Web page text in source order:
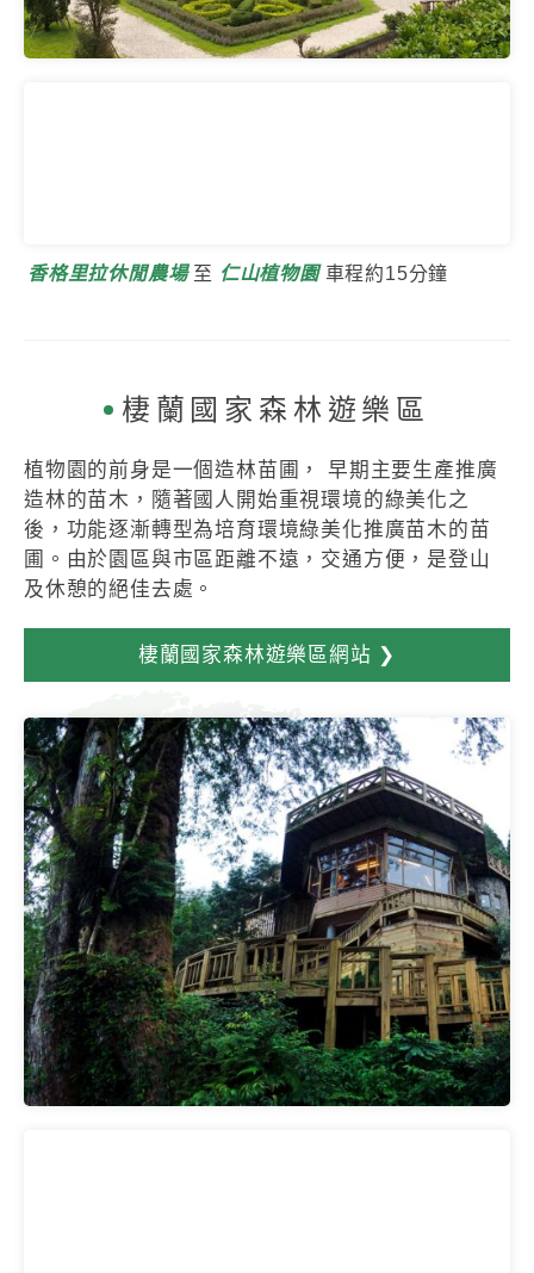
香格里拉休閒農場至 仁山植物園車程約15分鐘
棲蘭國家森林遊樂區
植物園的前身是一個造林苗圃， 早期主要生產推廣
造林的苗木，隨著國人開始重視環境的綠美化之
後，功能逐漸轉型為培育環境綠美化推廣苗木的苗
圃。由於園區與市區距離不遠，交通方便，是登山
及休憩的絕佳去處。
棲蘭國家森林遊樂區網站